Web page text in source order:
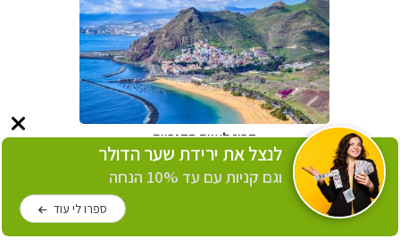
קרוז לאיים הקנריים
לחץ לפרטים
לנצל את ירידת שער הדולר
וגם קניות עם עד 10% הנחה
ספרו לי עוד